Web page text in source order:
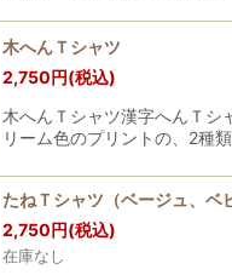
木へんＴシャツ
2,750円(税込)
木へんＴシャツ漢字へんＴ
リーム色のプリントの、2種
たねＴシャツ（ベージュ、ベ
2,750円(税込)
在庫なし